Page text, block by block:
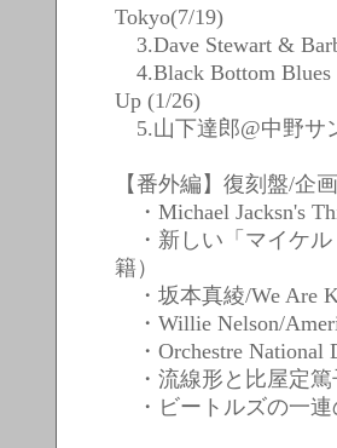
Tokyo(7/19)
3.Dave Stewart &
4.Black Bottom Blues
Up (1/26)
5.山下達郎@中野サ
【番外編】復刻盤/企
・Michael Jacksn's
・新しい「マイケル
籍）
・坂本真綾/We Are
・Willie Nelson/
・Orchestre National
・流線形と比屋定篤
・ビートルズの一連